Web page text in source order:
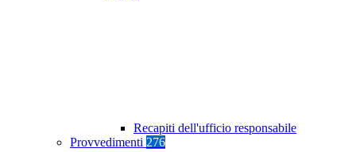
Recapiti dell'ufficio responsabile
Provvedimenti 276